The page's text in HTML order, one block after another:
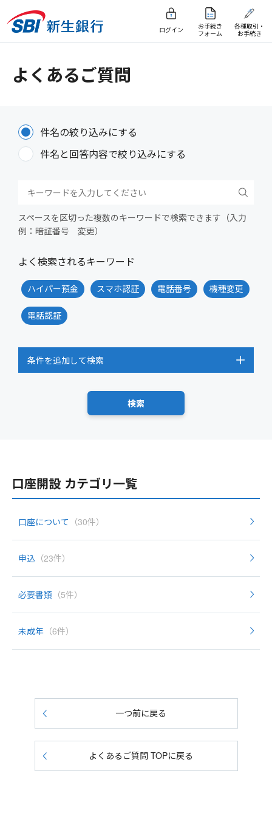
ログイン
お手続き
フォーム
各種取引・
お手続き
よくあるご質問
件名の絞り込みにする
件名と回答内容で絞り込みにする
スペースを区切った複数のキーワードで検索できます（入力
例：暗証番号 変更）
よく検索されるキーワード
ハイパー預金 スマホ認証 電話番号 機種変更
電話認証
条件を追加して検索
口座開設 カテゴリ一覧
口座について （30件）
申込 （23件）
必要書類 （5件）
未成年 （6件）
一つ前に戻る
よくあるご質問 TOPに戻る